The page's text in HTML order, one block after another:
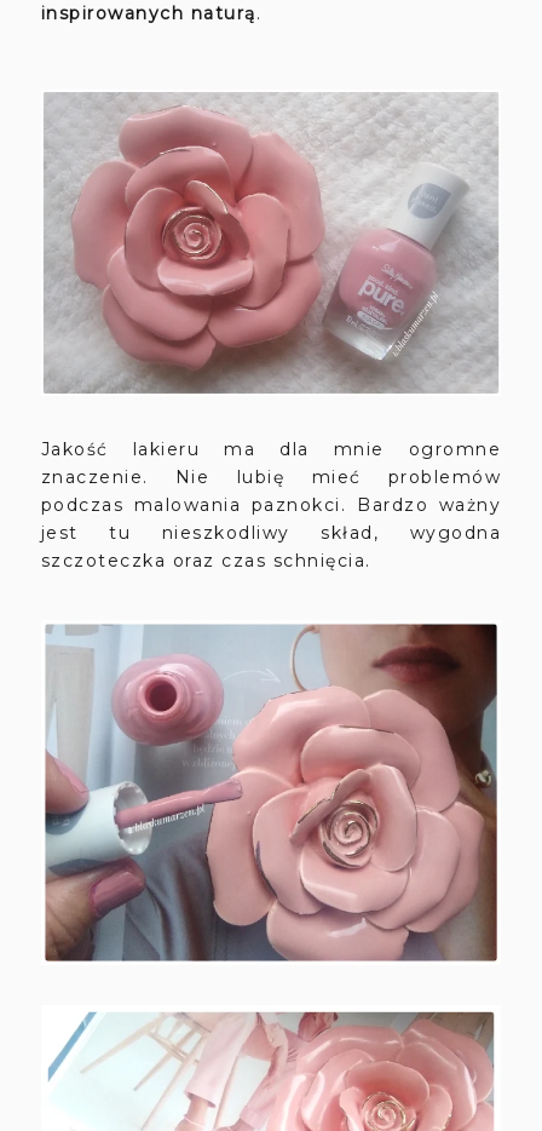
inspirowanych naturą.
Jakość lakieru ma dla mnie ogromne
znaczenie. Nie lubię mieć problemów
podczas malowania paznokci. Bardzo ważny
jest tu nieszkodliwy skład, wygodna
szczoteczka oraz czas schnięcia.